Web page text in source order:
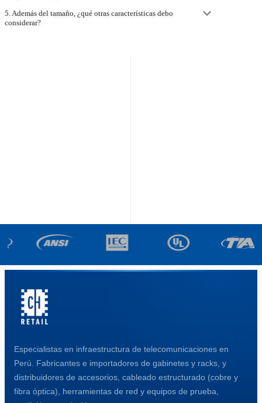
5. Además del tamaño, ¿qué otras características debo
considerar?
Especialistas en infraestructura de telecomunicaciones en
Perú. Fabricantes e importadores de gabinetes y racks, y
distribuidores de accesorios, cableado estructurado (cobre y
fibra óptica), herramientas de red y equipos de prueba,